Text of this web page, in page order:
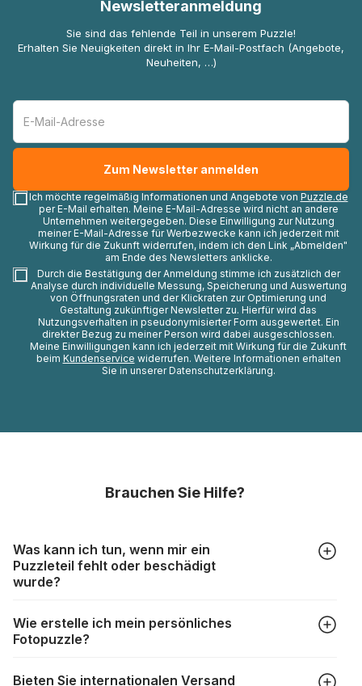
Newsletteranmeldung
Sie sind das fehlende Teil in unserem Puzzle!
Erhalten Sie Neuigkeiten direkt in Ihr E-Mail-Postfach (Angebote,
Neuheiten, …)
Ich möchte regelmäßig Informationen und Angebote von Puzzle.de
per E-Mail erhalten. Meine E-Mail-Adresse wird nicht an andere
Unternehmen weitergegeben. Diese Einwilligung zur Nutzung
meiner E-Mail-Adresse für Werbezwecke kann ich jederzeit mit
Wirkung für die Zukunft widerrufen, indem ich den Link „Abmelden"
am Ende des Newsletters anklicke.
Durch die Bestätigung der Anmeldung stimme ich zusätzlich der
Analyse durch individuelle Messung, Speicherung und Auswertung
von Öffnungsraten und der Klickraten zur Optimierung und
Gestaltung zukünftiger Newsletter zu. Hierfür wird das
Nutzungsverhalten in pseudonymisierter Form ausgewertet. Ein
direkter Bezug zu meiner Person wird dabei ausgeschlossen.
Meine Einwilligungen kann ich jederzeit mit Wirkung für die Zukunft
beim Kundenservice widerrufen. Weitere Informationen erhalten
Sie in unserer Datenschutzerklärung.
Brauchen Sie Hilfe?
Was kann ich tun, wenn mir ein
Puzzleteil fehlt oder beschädigt
wurde?
aber trotzdem kann es vorkommen, dass Teile beschädigt
werden oder verloren gehen. Mit solchen Fällen gehen
https://www.puzzle.de/puzzleteile-fehlen.html
Wie erstelle ich mein persönliches
Fotopuzzle?
gewünschte Teileanzahl sowie das Foto, das Sie für das
Bieten Sie internationalen Versand